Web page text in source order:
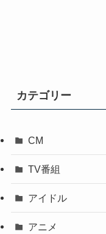
カテゴリー
CM
TV番組
アイドル
アニメ